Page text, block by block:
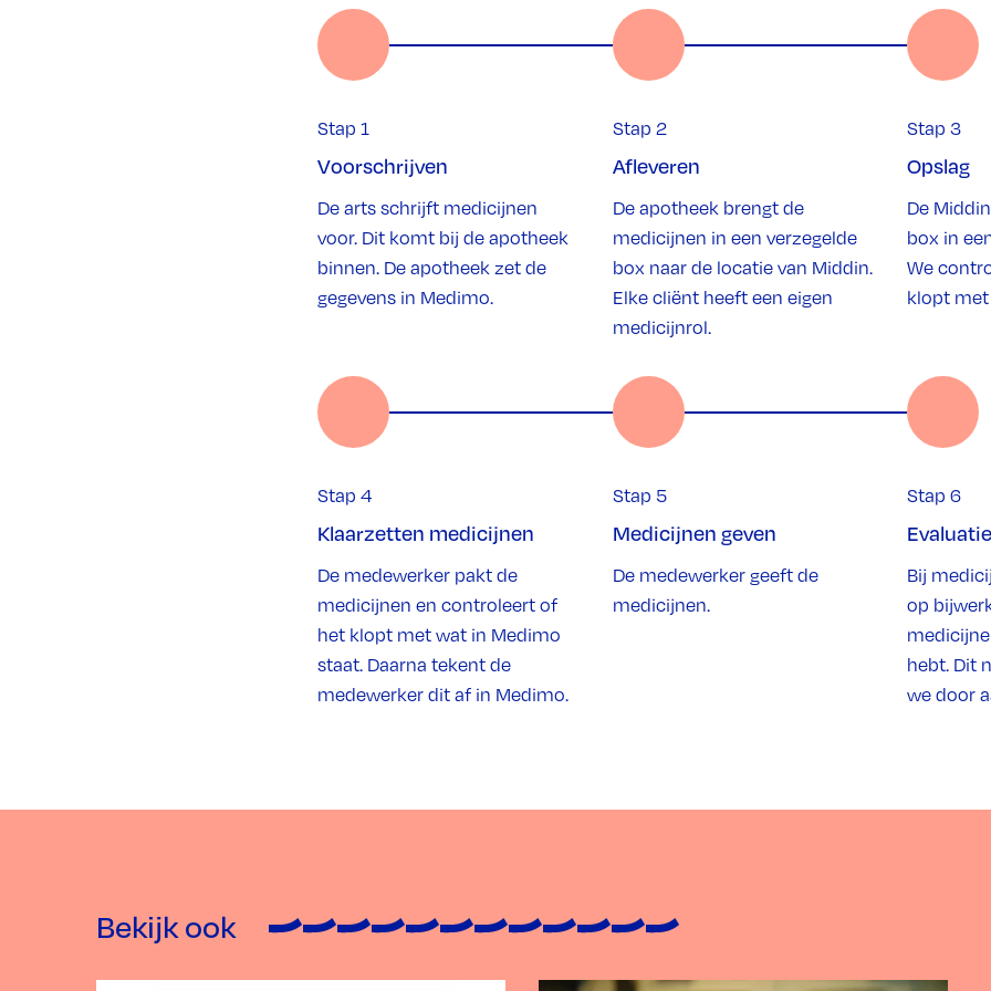
Stap 1
Voorschrijven
De arts schrijft medicijnen
voor. Dit komt bij de apotheek
binnen. De apotheek zet de
gegevens in Medimo.
Stap 2
Afleveren
De apotheek brengt de
medicijnen in een verzegelde
box naar de locatie van Middin.
Elke cliënt heeft een eigen
medicijnrol.
Stap 3
Opslag
De
box in
We
klopt met
Stap 4
Klaarzetten medicijnen
De medewerker pakt de
medicijnen en controleert of
het klopt met wat in Medimo
staat. Daarna tekent de
medewerker dit af in Medimo.
Stap 5
Medicijnen geven
De medewerker geeft de
medicijnen.
Stap 6
Bij
op
hebt. Dit
we door
Bekijk ook